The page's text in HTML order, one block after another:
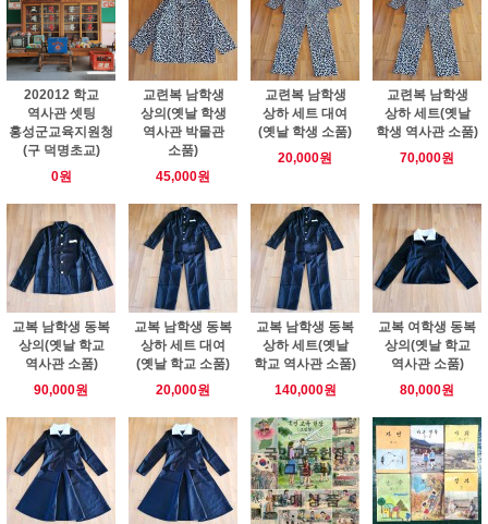
202012 학교
역사관 셋팅
홍성군교육지원청
(구 덕명초교)
0원
교련복 남학생
상의(옛날 학생
역사관 박물관
소품)
45,000원
교련복 남학생
상하 세트 대여
(옛날 학생 소품)
20,000원
교련복 남학생
상하 세트(옛날
학생 역사관 소품)
70,000원
교복 남학생 동복
상의(옛날 학교
역사관 소품)
90,000원
교복 남학생 동복
상하 세트 대여
(옛날 학교 소품)
20,000원
교복 남학생 동복
상하 세트(옛날
학교 역사관 소품)
140,000원
교복 여학생 동복
상의(옛날 학교
역사관 소품)
80,000원